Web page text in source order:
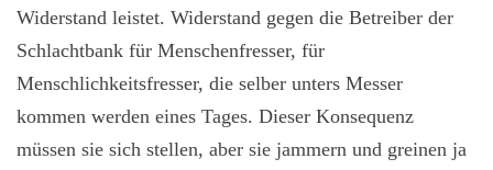
Widerstand leistet. Widerstand gegen die Betreiber der
Schlachtbank für Menschenfresser, für
Menschlichkeitsfresser, die selber unters Messer
kommen werden eines Tages. Dieser Konsequenz
müssen sie sich stellen, aber sie jammern und greinen ja